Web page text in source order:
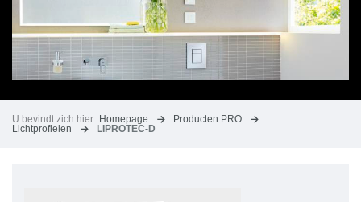
U bevindt zich hier: Homepage
Producten PRO
Lichtprofielen
LIPROTEC-D